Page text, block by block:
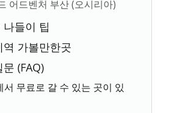
어드벤처 부산 (오시리아)
들이 팁
가볼만한곳
(FAQ)
서 무료로 갈 수 있는 곳이 있